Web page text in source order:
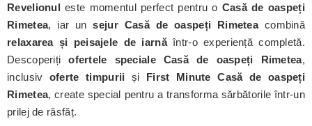
Revelionul este momentul perfect pentru o Casă de oaspeți
Rimetea, iar unsejur Casă de oaspeți Rimeteacombină
relaxarea și peisajele de iarnăîntr-o experiență completă.
Descoperițiofertele speciale Casă de oaspeți Rimetea,
inclusiv oferte timpurii și First Minute Casă de oaspeți
Rimetea, create special pentru a transforma sărbătorile într-un
prilej de răsfăț.